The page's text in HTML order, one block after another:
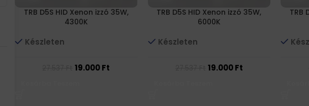
TRB D5S HID Xenon izzó 35W,
4300K
Készleten
19.000Ft
TRB D5S HID Xenon izzó 35W,
6000K
Készleten
19.000Ft
TRB